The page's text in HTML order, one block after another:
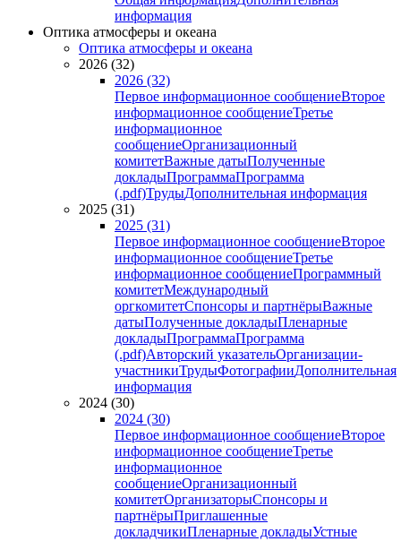
информация
Оптика атмосферы и океана
Оптика атмосферы и океана
2026 (32)
2026 (32)
Первое информационное сообщениеВторое
информационное сообщениеТретье
информационное
сообщениеОрганизационный
комитетВажные датыПолученные
докладыПрограммаПрограмма
(.pdf)ТрудыДополнительная информация
2025 (31)
2025 (31)
Первое информационное сообщениеВторое
информационное сообщениеТретье
информационное сообщениеПрограммный
комитетМеждународный
оргкомитетСпонсоры и партнёрыВажные
датыПолученные докладыПленарные
докладыПрограммаПрограмма
(.pdf)Авторский указательОрганизации-
участникиТрудыФотографииДополнительная
информация
2024 (30)
2024 (30)
Первое информационное сообщениеВторое
информационное сообщениеТретье
информационное
сообщениеОрганизационный
комитетОрганизаторыСпонсоры и
партнёрыПриглашенные
докладчикиПленарные докладыУстные